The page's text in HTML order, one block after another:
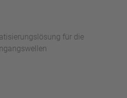
für die